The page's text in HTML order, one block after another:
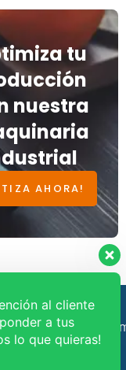
tu
nuestra
AHORA!
316 580
9247
al cliente
a tus
lo que quieras!